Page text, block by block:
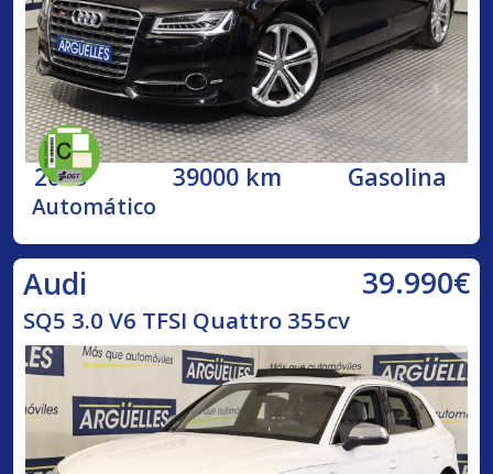
2015 39000 km Gasolina
Automático
Audi 39.990€
SQ5 3.0 V6 TFSI Quattro 355cv